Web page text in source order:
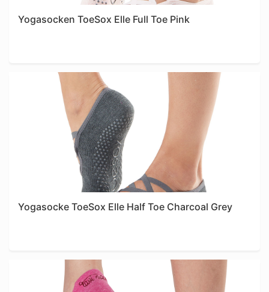
Yogasocken ToeSox Elle Full Toe Pink
Yogasocke ToeSox Elle Half Toe Charcoal Grey